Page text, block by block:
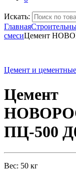
Искать:
Главная
смесиЦемент
Цемент и
Цемент
ПЦ-500
Вес: 50 кг